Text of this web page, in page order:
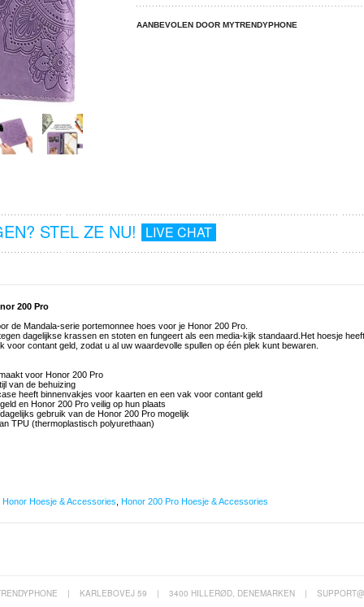
AANBEVOLEN DOOR MYTRENDYPHONE
STEL ZE NU! LIVE CHAT
200 Pro
de Mandala-serie portemonnee hoes voor je Honor 200 Pro.
dagelijkse krassen en stoten en fungeert als een media-kijk standaard.Het hoesje heeft
contant geld, zodat u al uw waardevolle spullen op één plek kunt bewaren.
voor Honor 200 Pro
van de behuizing
heeft binnenvakjes voor kaarten en een vak voor contant geld
en Honor 200 Pro veilig op hun plaats
gebruik van de Honor 200 Pro mogelijk
TPU (thermoplastisch polyurethaan)
Honor Hoesje & Accessories Honor 200 Pro Hoesje & Accessories
| KARLEBOVEJ 59 | 3400 HILLERØD, DENEMARKEN |